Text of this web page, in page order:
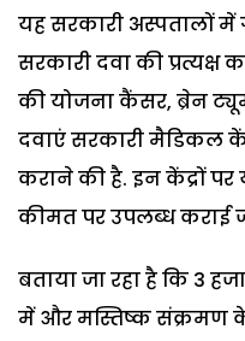
यह सरकारी अस्पतालों में
सरकारी दवा की
की योजना कैंसर, ब्रेन
दवाएं सरकारी मैडिकल
कराने की है. इन केंद्रों
कीमत पर उपलब्ध कराई
बताया जा रहा है कि 3
में और मस्तिष्क संक्रमण